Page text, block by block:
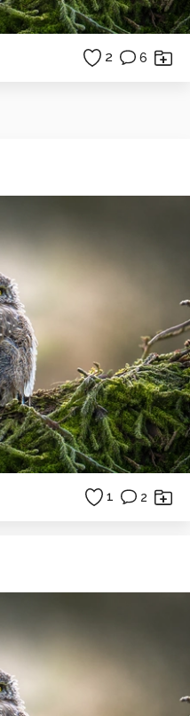
2 6
1 2